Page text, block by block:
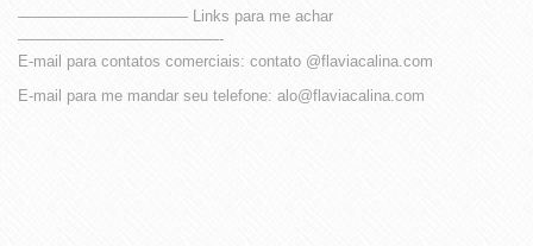
——————————— Links para me achar
—————————————-
E-mail para contatos comerciais: contato @flaviacalina.com
E-mail para me mandar seu telefone: alo@flaviacalina.com